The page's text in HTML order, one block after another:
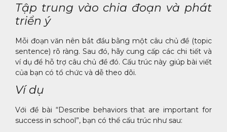
Tập trung vào chia đoạn và phát
triển ý
Mỗi đoạn văn nên bắt đầu bằng một câu chủ đề (topic
sentence) rõ ràng. Sau đó, hãy cung cấp các chi tiết và
ví dụ để hỗ trợ câu chủ đề đó. Cấu trúc này giúp bài viết
của bạn có tổ chức và dễ theo dõi.
Ví dụ
Với đề bài “Describe behaviors that are important for
success in school”, bạn có thể cấu trúc như sau: